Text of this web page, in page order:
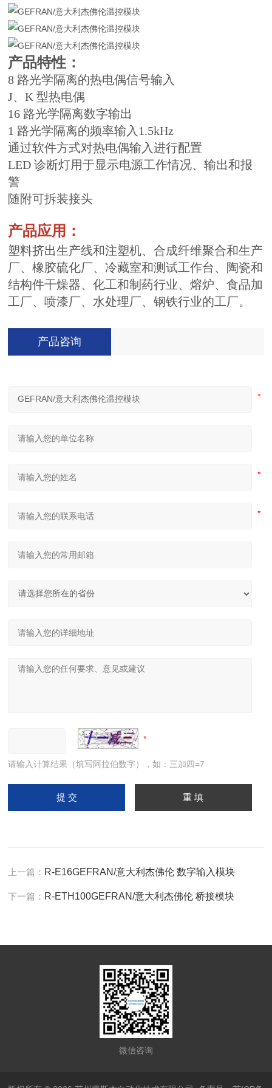
产品特性：
8 路光学隔离的热电偶信号输入
J、K 型热电偶
16 路光学隔离数字输出
1 路光学隔离的频率输入1.5kHz
通过软件方式对热电偶输入进行配置
LED 诊断灯用于显示电源工作情况、输出和报
警
随附可拆装接头
产品应用：
塑料挤出生产线和注塑机、合成纤维聚合和生产
厂、橡胶硫化厂、冷藏室和测试工作台、陶瓷和
结构件干燥器、化工和制药行业、熔炉、食品加
工厂、喷漆厂、水处理厂、钢铁行业的工厂。
产品咨询
请输入计算结果（填写阿拉伯数字），如：三加四=7
上一篇： R-E16GEFRAN/意大利杰佛伦 数字输入模块
下一篇： R-ETH100GEFRAN/意大利杰佛伦 桥接模块
微信咨询